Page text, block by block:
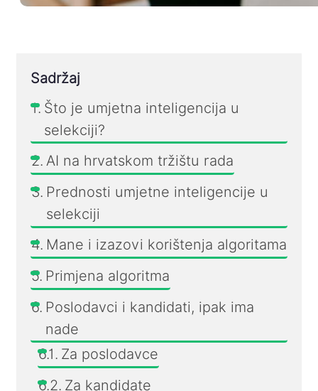
Sadržaj
Što je umjetna inteligencija u
selekciji?
AI na hrvatskom tržištu rada
Prednosti umjetne inteligencije u
selekciji
Mane i izazovi korištenja algoritama
Primjena algoritma
Poslodavci i kandidati, ipak ima
nade
Za poslodavce
Za kandidate